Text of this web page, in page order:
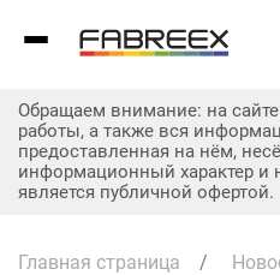
Обращаем внимание: на сайте
работы, а также вся
предоставленная на нём,
информационный характер и
является публичной офертой.
Главная страница /